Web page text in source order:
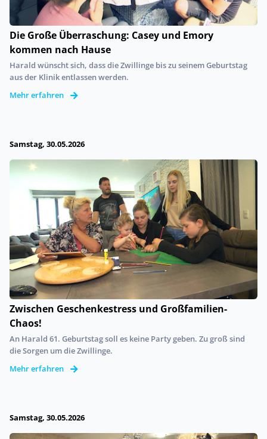
Die Große Überraschung: Casey und Emory
kommen nach Hause
Harald wünscht sich, dass die Zwillinge bis zu seinem Geburtstag
aus der Klinik entlassen werden.
Mehr erfahren
Samstag, 30.05.2026
Zwischen Geschenkestress und Großfamilien-
Chaos!
An Harald 61. Geburtstag soll es keine Party geben. Zu groß sind
die Sorgen um die Zwillinge.
Mehr erfahren
Samstag, 30.05.2026